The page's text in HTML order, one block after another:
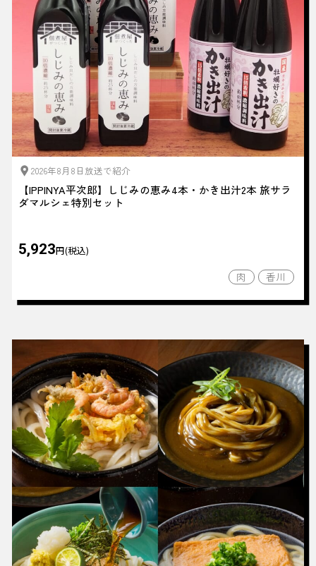
2026年8月8日放送で紹介
【IPPINYA平次郎】しじみの恵み4本・かき出汁2本 旅サラ
ダマルシェ特別セット
5,923円(税込)
肉 香川